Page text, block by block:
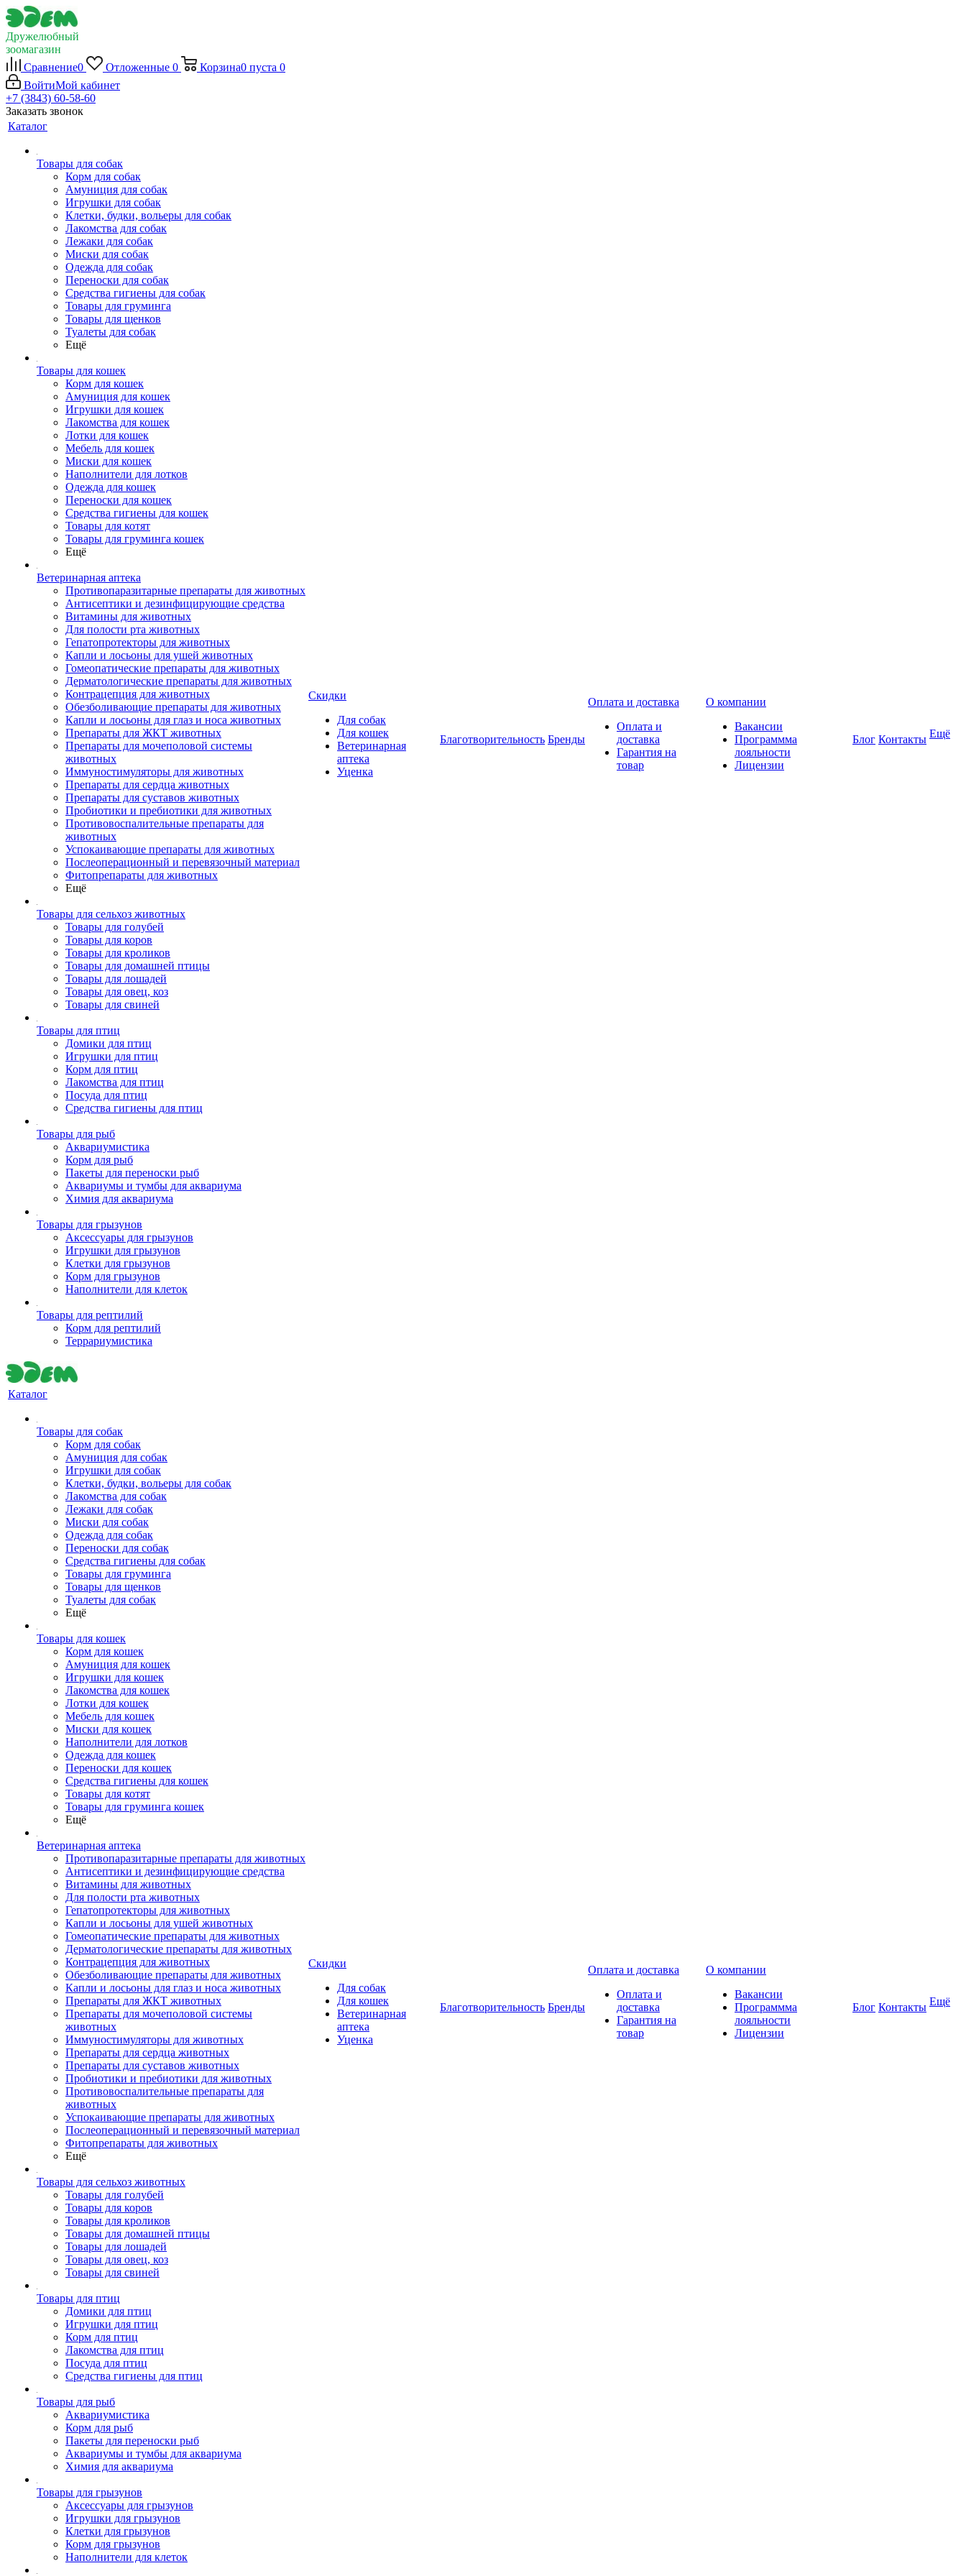
Дружелюбный
зоомагазин
Сравнение0 Отложенные 0 Корзина0 пуста 0
ВойтиМой кабинет
+7 (3843) 60-58-60
Заказать звонок
Каталог
Товары для собак
Корм для собак
Амуниция для собак
Игрушки для собак
Клетки, будки, вольеры для собак
Лакомства для собак
Лежаки для собак
Миски для собак
Одежда для собак
Переноски для собак
Средства гигиены для собак
Товары для груминга
Товары для щенков
Туалеты для собак
Ещё
Товары для кошек
Корм для кошек
Амуниция для кошек
Игрушки для кошек
Лакомства для кошек
Лотки для кошек
Мебель для кошек
Миски для кошек
Наполнители для лотков
Одежда для кошек
Переноски для кошек
Средства гигиены для кошек
Товары для котят
Товары для груминга кошек
Ещё
Ветеринарная аптека
Противопаразитарные препараты для животных
Антисептики и дезинфицирующие средства
Витамины для животных
Для полости рта животных
Гепатопротекторы для животных
Капли и лосьоны для ушей животных
Гомеопатические препараты для животных
Дерматологические препараты для животных
Контрацепция для животных
Обезболивающие препараты для животных
Капли и лосьоны для глаз и носа животных
Препараты для ЖКТ животных
Препараты для мочеполовой системы
животных
Иммуностимуляторы для животных
Препараты для сердца животных
Препараты для суставов животных
Пробиотики и пребиотики для животных
Противовоспалительные препараты для
животных
Успокаивающие препараты для животных
Послеоперационный и перевязочный материал
Фитопрепараты для животных
Ещё
Товары для сельхоз животных
Товары для голубей
Товары для коров
Товары для кроликов
Товары для домашней птицы
Товары для лошадей
Товары для овец, коз
Товары для свиней
Товары для птиц
Домики для птиц
Игрушки для птиц
Корм для птиц
Лакомства для птиц
Посуда для птиц
Средства гигиены для птиц
Товары для рыб
Аквариумистика
Корм для рыб
Пакеты для переноски рыб
Аквариумы и тумбы для аквариума
Химия для аквариума
Товары для грызунов
Аксессуары для грызунов
Игрушки для грызунов
Клетки для грызунов
Корм для грызунов
Наполнители для клеток
Товары для рептилий
Корм для рептилий
Террариумистика
Скидки
Для собак
Для кошек
Ветеринарная
аптека
Уценка
Благотворительность Бренды
Оплата и доставка
Оплата и
доставка
Гарантия на
товар
О компании
Вакансии
Программма
лояльности
Лицензии
Блог Контакты Ещё
Каталог
Товары для собак
Корм для собак
Амуниция для собак
Игрушки для собак
Клетки, будки, вольеры для собак
Лакомства для собак
Лежаки для собак
Миски для собак
Одежда для собак
Переноски для собак
Средства гигиены для собак
Товары для груминга
Товары для щенков
Туалеты для собак
Ещё
Товары для кошек
Корм для кошек
Амуниция для кошек
Игрушки для кошек
Лакомства для кошек
Лотки для кошек
Мебель для кошек
Миски для кошек
Наполнители для лотков
Одежда для кошек
Переноски для кошек
Средства гигиены для кошек
Товары для котят
Товары для груминга кошек
Ещё
Ветеринарная аптека
Противопаразитарные препараты для животных
Антисептики и дезинфицирующие средства
Витамины для животных
Для полости рта животных
Гепатопротекторы для животных
Капли и лосьоны для ушей животных
Гомеопатические препараты для животных
Дерматологические препараты для животных
Контрацепция для животных
Обезболивающие препараты для животных
Капли и лосьоны для глаз и носа животных
Препараты для ЖКТ животных
Препараты для мочеполовой системы
животных
Иммуностимуляторы для животных
Препараты для сердца животных
Препараты для суставов животных
Пробиотики и пребиотики для животных
Противовоспалительные препараты для
животных
Успокаивающие препараты для животных
Послеоперационный и перевязочный материал
Фитопрепараты для животных
Ещё
Товары для сельхоз животных
Товары для голубей
Товары для коров
Товары для кроликов
Товары для домашней птицы
Товары для лошадей
Товары для овец, коз
Товары для свиней
Товары для птиц
Домики для птиц
Игрушки для птиц
Корм для птиц
Лакомства для птиц
Посуда для птиц
Средства гигиены для птиц
Товары для рыб
Аквариумистика
Корм для рыб
Пакеты для переноски рыб
Аквариумы и тумбы для аквариума
Химия для аквариума
Товары для грызунов
Аксессуары для грызунов
Игрушки для грызунов
Клетки для грызунов
Корм для грызунов
Наполнители для клеток
Скидки
Для собак
Для кошек
Ветеринарная
аптека
Уценка
Благотворительность Бренды
Оплата и доставка
Оплата и
доставка
Гарантия на
товар
О компании
Вакансии
Программма
лояльности
Лицензии
Блог Контакты Ещё